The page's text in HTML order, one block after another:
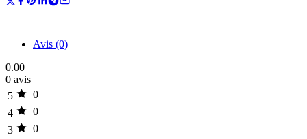
Avis (0)
0.00
0 avis
5
0
4
0
3
0